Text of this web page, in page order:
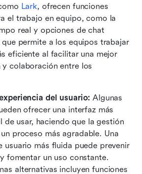
Lark, ofrecen funciones
el trabajo en equipo, como la
real y opciones de chat
permite a los equipos trabajar
eficiente al facilitar una mejor
y colaboración entre los
del usuario: Algunas
ofrecer una interfaz más
de usar, haciendo que la gestión
proceso más agradable. Una
usuario más fluida puede prevenir
fomentar un uso constante.
alternativas incluyen funciones